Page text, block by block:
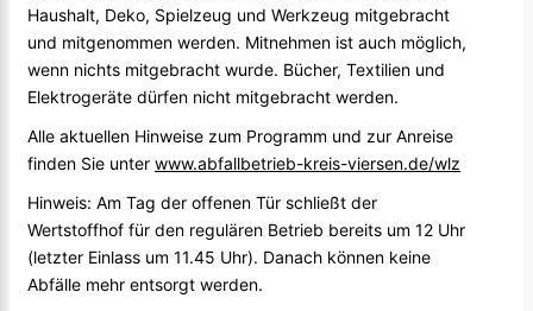
Haushalt, Deko, Spielzeug und Werkzeug mitgebracht
und mitgenommen werden. Mitnehmen ist auch möglich,
wenn nichts mitgebracht wurde. Bücher, Textilien und
Elektrogeräte dürfen nicht mitgebracht werden.
Alle aktuellen Hinweise zum Programm und zur Anreise
finden Sie unter www.abfallbetrieb-kreis-viersen.de/wlz
Hinweis: Am Tag der offenen Tür schließt der
Wertstoffhof für den regulären Betrieb bereits um 12 Uhr
(letzter Einlass um 11.45 Uhr). Danach können keine
Abfälle mehr entsorgt werden.